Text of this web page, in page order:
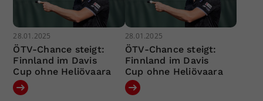
28.01.2025
ÖTV-Chance steigt:
Finnland im Davis
Cup ohne Heliövaara
28.01.2025
ÖTV-Chance steigt:
Finnland im Davis
Cup ohne Heliövaara